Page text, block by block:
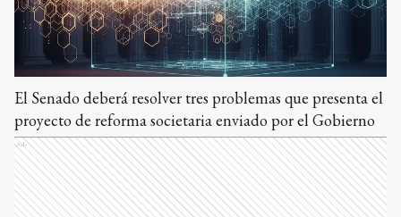
El Senado deberá resolver tres problemas que presenta el
proyecto de reforma societaria enviado por el Gobierno
Ads